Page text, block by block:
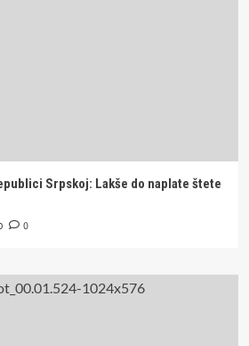
Srpskoj: Lakše do naplate štete
0